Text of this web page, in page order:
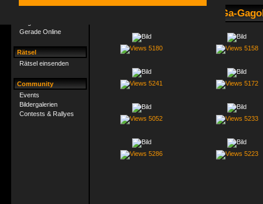
Gerade Online
Rätsel
Rätsel einsenden
Community
Events
Bildergalerien
Contests & Rallyes
1. Radio GaGa-
5180 5158
5241 5172
5052 5233
5286 5223